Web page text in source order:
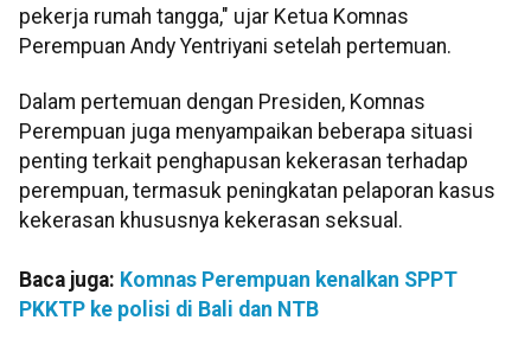
pekerja rumah tangga," ujar Ketua Komnas
Perempuan Andy Yentriyani setelah pertemuan.
Dalam pertemuan dengan Presiden, Komnas
Perempuan juga menyampaikan beberapa situasi
penting terkait penghapusan kekerasan terhadap
perempuan, termasuk peningkatan pelaporan kasus
kekerasan khususnya kekerasan seksual.
Baca juga: Komnas Perempuan kenalkan SPPT
PKKTP ke polisi di Bali dan NTB